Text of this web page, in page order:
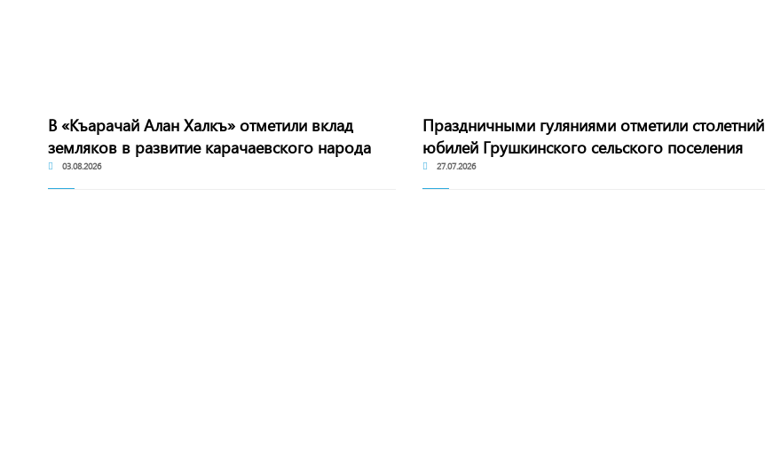
В «Къарачай Алан Халкъ» отметили вклад
земляков в развитие карачаевского народа
03.08.2026
Праздничными гуляниями отметили столетний
юбилей Грушкинского сельского поселения
27.07.2026